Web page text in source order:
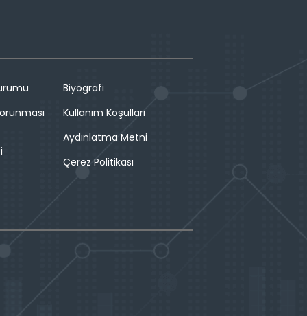
Biyografi
Kullanım Koşulları
Aydınlatma Metni
Çerez Politikası